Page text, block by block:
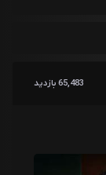
65,483 بازدید